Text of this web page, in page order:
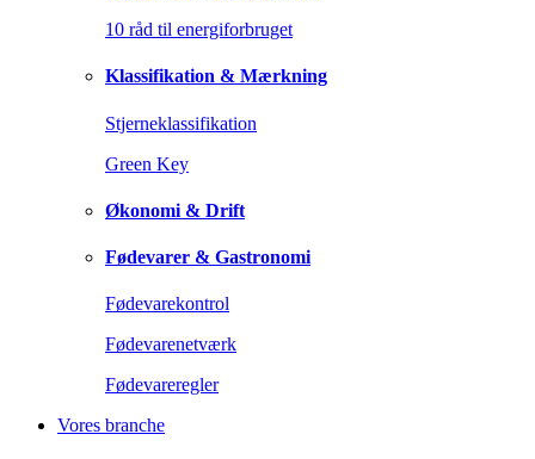
10 råd til energiforbruget
Klassifikation & Mærkning
Stjerneklassifikation
Green Key
Økonomi & Drift
Fødevarer & Gastronomi
Fødevarekontrol
Fødevarenetværk
Fødevareregler
Vores branche